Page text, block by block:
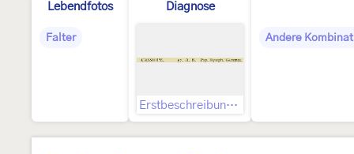
Lebendfotos
Falter
Diagnose
Erstbeschreibung, darin indizierte Abbildungen und Text zu diesen
Andere